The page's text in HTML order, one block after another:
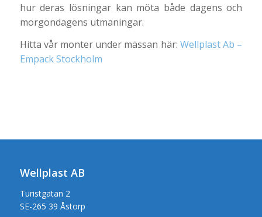
hur deras lösningar kan möta både dagens och
morgondagens utmaningar.
Hitta vår monter under mässan här: Wellplast Ab –
Empack Stockholm
Wellplast AB
Turistgatan 2
SE-265 39 Åstorp